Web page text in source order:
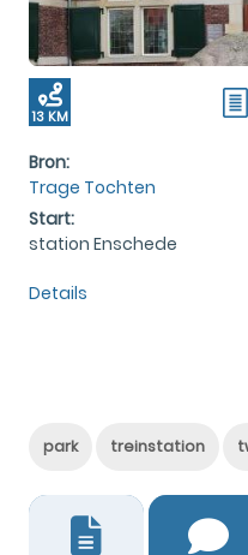
13 KM
Bron:
Trage Tochten
Start:
station Enschede
Details
park treinstation